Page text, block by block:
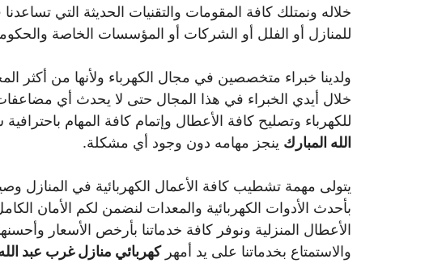
خلاله ونمتلك كافة المقومات والتقنيات الحديثة التي
للمنازل أو الفلل أو الشركات أو المؤسسات الخاصة
ولدينا خبراء متخصصين في مجال الكهرباء ولأنها من أكثر
خلال أيدي الخبراء في هذا المجال حتى لا يحدث أي مضاعفات
للكهرباء وتصليح كافة الأعطال وإتمام كافة المهام
الله المبارك ينجز مهامه دون وجود أي مشكلة.
يتولى مهمة تشطيب كافة الأعمال الكهربائية في المنازل
بأحدث الأدوات الكهربائية والمعدات لنضمن لكم الأمان
الأعطال المنزلية ونوفر كافة خدماتنا بأرخص الأسعار
والاستمتاع بخدماتنا على يد أمهركهربائي منازل غرب عبد